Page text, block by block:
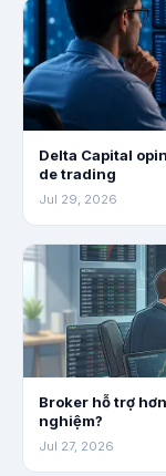
Delta Capital
de trading
Jul 29, 2026
Broker hỗ trợ
nghiệm?
Jul 27, 2026